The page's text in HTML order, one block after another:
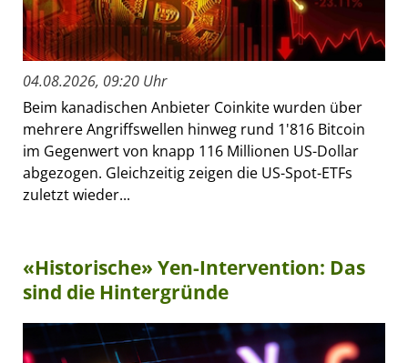
04.08.2026, 09:20 Uhr
Beim kanadischen Anbieter Coinkite wurden über
mehrere Angriffswellen hinweg rund 1'816 Bitcoin
im Gegenwert von knapp 116 Millionen US-Dollar
abgezogen. Gleichzeitig zeigen die US-Spot-ETFs
zuletzt wieder...
«Historische» Yen-Intervention: Das
sind die Hintergründe